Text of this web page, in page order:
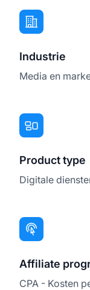
Industrie
Media en
Product type
Digitale
Affiliate
CPA - Kosten